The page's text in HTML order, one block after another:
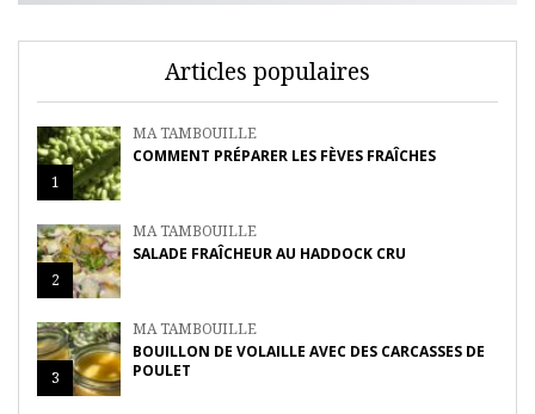
Articles populaires
1
MA TAMBOUILLE
COMMENT PRÉPARER LES FÈVES FRAÎCHES
2
MA TAMBOUILLE
SALADE FRAÎCHEUR AU HADDOCK CRU
3
MA TAMBOUILLE
BOUILLON DE VOLAILLE AVEC DES CARCASSES DE
POULET